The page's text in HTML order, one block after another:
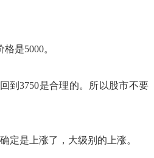
是5000。
到3750是合理的。所以股市不要
是上涨了，大级别的上涨。